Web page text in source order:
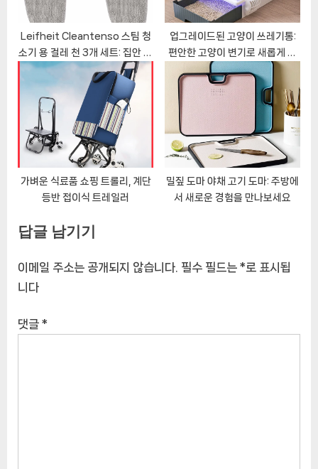
Leifheit Cleantenso 스팀 청
소기 용 걸레 천 3개 세트: 집안 청
소 필수품
업그레이드된 고양이 쓰레기통:
편안한 고양이 변기로 새롭게 탄
생
가벼운 식료품 쇼핑 트롤리, 계단
등반 접이식 트레일러
밀짚 도마 야채 고기 도마: 주방에
서 새로운 경험을 만나보세요
답글 남기기
이메일 주소는 공개되지 않습니다. 필수 필드는 *로 표시됩
니다
댓글 *